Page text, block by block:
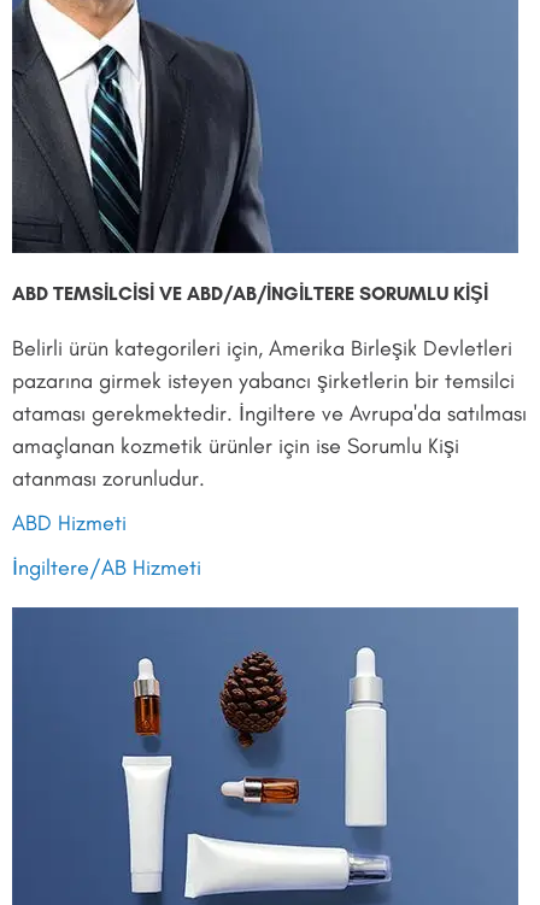
ABD TEMSİLCİSİ VE ABD/AB/İNGİLTERE SORUMLU KİŞİ
Belirli ürün kategorileri için, Amerika Birleşik Devletleri
pazarına girmek isteyen yabancı şirketlerin bir temsilci
ataması gerekmektedir. İngiltere ve Avrupa'da satılması
amaçlanan kozmetik ürünler için ise Sorumlu Kişi
atanması zorunludur.
ABD Hizmeti
İngiltere/AB Hizmeti